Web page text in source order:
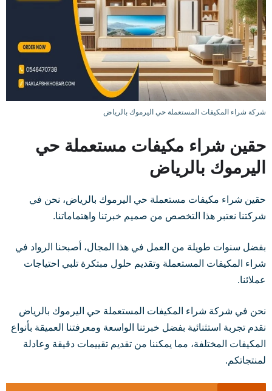
شركة شراء المكيفات المستعملة حي اليرموك بالرياض
حقين شراء مكيفات مستعملة حي
اليرموك بالرياض
حقين شراء مكيفات مستعملة حي اليرموك بالرياض، نحن في
شركتنا نعتبر هذا التخصص من صميم خبرتنا واهتماماتنا.
بفضل سنوات طويلة من العمل في هذا المجال، أصبحنا الرواد في
شراء المكيفات المستعملة وتقديم حلول مبتكرة تلبي احتياجات
عملائنا.
نحن في شركة شراء المكيفات المستعملة حي اليرموك بالرياض
نقدم تجربة استثنائية بفضل خبرتنا الواسعة ومعرفتنا العميقة بأنواع
المكيفات المختلفة، مما يمكننا من تقديم تقييمات دقيقة وعادلة
لمنتجاتكم.